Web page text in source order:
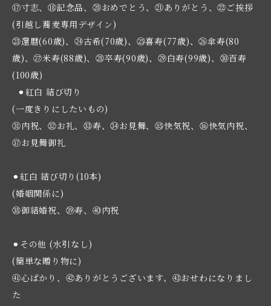
⑰寸志、⑱記念品、⑳おめでとう、㉑ありがとう、㉒ご挨拶
(引越し蕎麦専用デザイン)
㉓還暦(60歳)、㉔古希(70歳)、㉕喜寿(77歳)、㉖傘寿(80
歳)、㉗米寿(88歳)、㉘卒寿(90歳)、㉙白寿(99歳)、㉚百寿
(100歳)
⚫︎紅白 結び切り
(一度きりにしたいもの)
㉛内祝、㉜お礼、㉝寿、㉞お見舞、㉟快気祝、㊱快気内祝、
㊲お見舞御礼
⚫︎紅白 結び切り(10本)
(婚姻関係に)
㊳御結婚祝、㊴寿、㊵内祝
⚫︎その他 (水引なし)
(簡単な贈り物に)
㊶心ばかり、㊷ありがとうございます、㊸おせわになりまし
た